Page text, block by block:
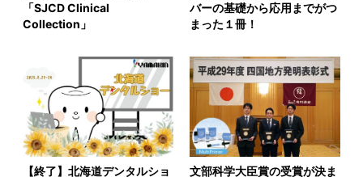
「SJCD Clinical
Collection」
バーの基礎から応用までがつ
まった１冊！
【終了】北海道デンタルショ 文部科学大臣賞の受賞が決ま